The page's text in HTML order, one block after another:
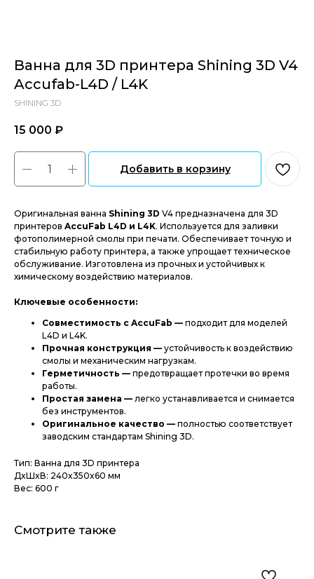
Ванна для 3D принтера Shining 3D V4
Accufab-L4D / L4K
SHINING 3D
15 000 ₽‎
Добавить в корзину
Оригинальная ванна Shining 3D V4 предназначена для 3D
принтеров AccuFab L4D и L4K. Используется для заливки
фотополимерной смолы при печати. Обеспечивает точную и
стабильную работу принтера, а также упрощает техническое
обслуживание. Изготовлена из прочных и устойчивых к
химическому воздействию материалов.
Ключевые особенности:
Совместимость с AccuFab — подходит для моделей
L4D и L4K.
Прочная конструкция — устойчивость к воздействию
смолы и механическим нагрузкам.
Герметичность — предотвращает протечки во время
работы.
Простая замена — легко устанавливается и снимается
без инструментов.
Оригинальное качество — полностью соответствует
заводским стандартам Shining 3D.
Тип: Ванна для 3D принтера
ДxШxВ: 240x350x60 мм
Вес: 600 г
Смотрите также